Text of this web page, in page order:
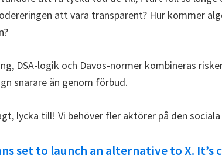
att vara transparent? Hur kommer
DSA-logik och Davos-normer kombineras
snarare än genom förbud.
lycka till! Vi behöver fler aktörer på den
set to launch an alternative to X. It’s